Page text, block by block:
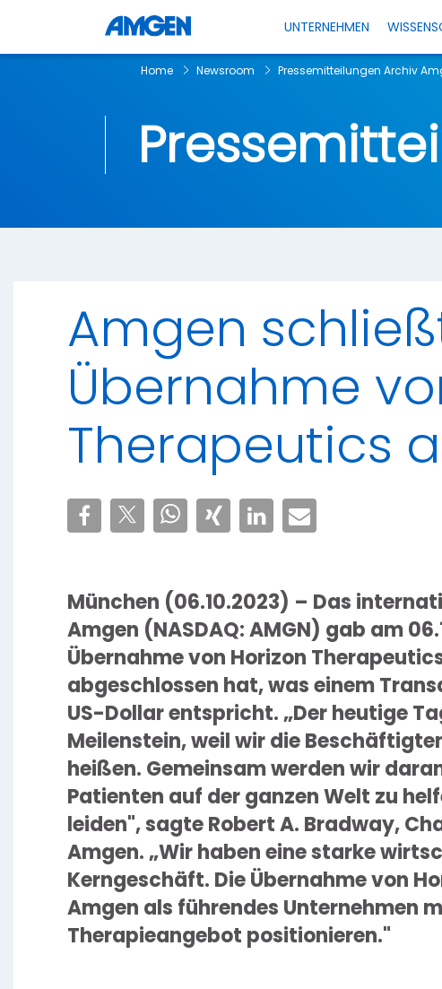
UNTERNEHMEN
Home Newsroom Pressemitteilungen Archiv
Amgen
Übernahme
Therapeutics
München (06.10.2023) – Das
Amgen (NASDAQ: AMGN) gab am
Übernahme von Horizon
abgeschlossen hat, was einem
US-Dollar entspricht. „Der heutige
Meilenstein, weil wir die
heißen. Gemeinsam werden wir
Patienten auf der ganzen Welt zu
leiden", sagte Robert A. Bradway,
Amgen. „Wir haben eine starke
Kerngeschäft. Die Übernahme von
Amgen als führendes Unternehmen
Therapieangebot positionieren."